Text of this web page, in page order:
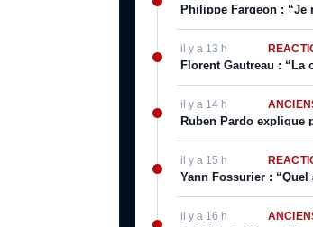
Philippe Fargeon :
il y a 13 h
Florent Gautreau :
il y a 14 h
Ruben Pardo explique
il y a 15 h
Yann Fossurier :
il y a 16 h